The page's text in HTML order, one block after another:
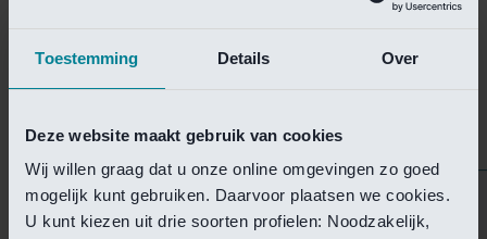
Toestemming Details Over
Deze website maakt gebruik van cookies
Wij willen graag dat u onze online omgevingen zo goed
mogelijk kunt gebruiken. Daarvoor plaatsen we cookies.
U kunt kiezen uit drie soorten profielen: Noodzakelijk,
Helaas is deze pagina